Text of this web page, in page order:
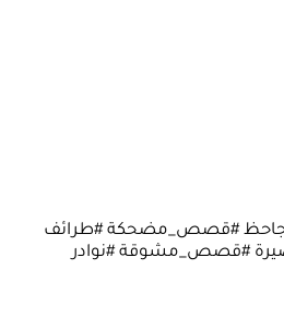
#قصص_مضحكة #طرائف
#قصص_مشوقة #نوادر